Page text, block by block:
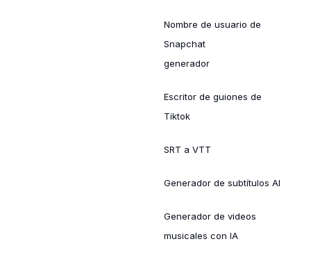
Nombre de usuario de
Snapchat
generador
Escritor de guiones de
Tiktok
SRT a VTT
Generador de subtítulos AI
Generador de videos
musicales con IA